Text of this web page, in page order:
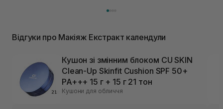
Відгуки про Макіяж Екстракт календули
Кушон зі змінним блоком CU SKIN
Clean-Up Skinfit Cushion SPF 50+
PA+++ 15 г + 15 г 21 тон
Кушони для обличчя